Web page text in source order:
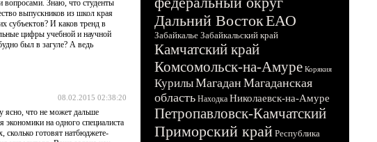
вопросами. Знаю, что студенты
выпускников из школ края
субъектов? И каков тренд в
цифры учебной и научной
был в загуле? А ведь
08.02.2015 02:38:20
ясно, что не может дальше
на одного специалиста
сколько готовят натбюджете-
Дальний ВостокЕАО
Забайкалье Забайкальский край
Камчатский край
Комсомольск-на-Амуре Корякия
КурилыМагадан Магаданская
область Находка Николаевск-на-Амуре
Петропавловск-Камчатский
Приморский край Республика